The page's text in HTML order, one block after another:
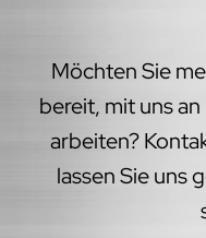
Möchten Sie
bereit, mit uns
arbeiten?
lassen Sie uns